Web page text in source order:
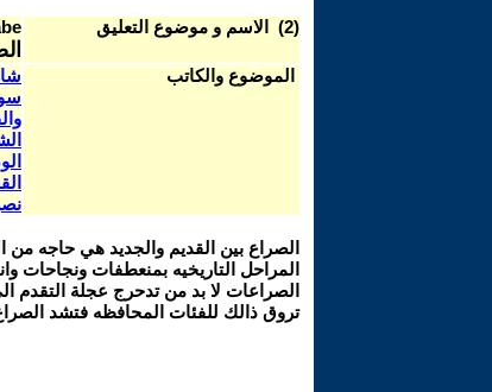
(2) الاسم و موضوع التعليق
الموضوع والكاتب
الصراع بين القديم والجديد هي حاجه من
المراحل التاريخيه بمنعطفات ونجاحات
الصراعات لا بد من تدحرج عجلة التقدم
تروق ذالك للفئات المحافظه فتشد